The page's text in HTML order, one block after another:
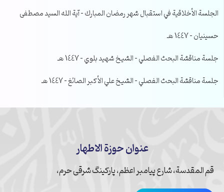
الجلسة الأخلاقية في استقبال شهر رمضان المبارك – آية الله السيد مصطفى
حسينيان – 1447 هـ
جلسة مناقشة البحث الفصلي – الشيخ شهيد بلوي – 1447 هـ
جلسة مناقشة البحث الفصلي – الشيخ علي الأكبر الصائغ – 1447 هـ
عنوان حوزة الاطهار
قم المقدسة، شارع پیامبر اعظم، پارکینگ شرقی حرم،